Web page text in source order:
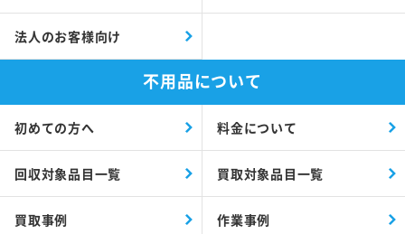
法人のお客様向け
不用品について
初めての方へ 料金について
回収対象品目一覧 買取対象品目一覧
買取事例 作業事例